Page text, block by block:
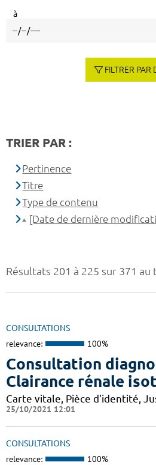
Résultats 201 à 225 sur 371 au
CONSULTATIONS
relevance: 100%
Consultation
Clairance rénale
Carte vitale, Pièce d'identité,
25/10/2021 12:01
CONSULTATIONS
relevance: 100%
à
FILTRER PAR
TRIER PAR :
Pertinence
Titre
Type de contenu
[Date de dernière